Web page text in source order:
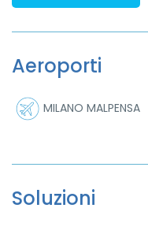
Aeroporti
MILANO MALPENSA
Soluzioni